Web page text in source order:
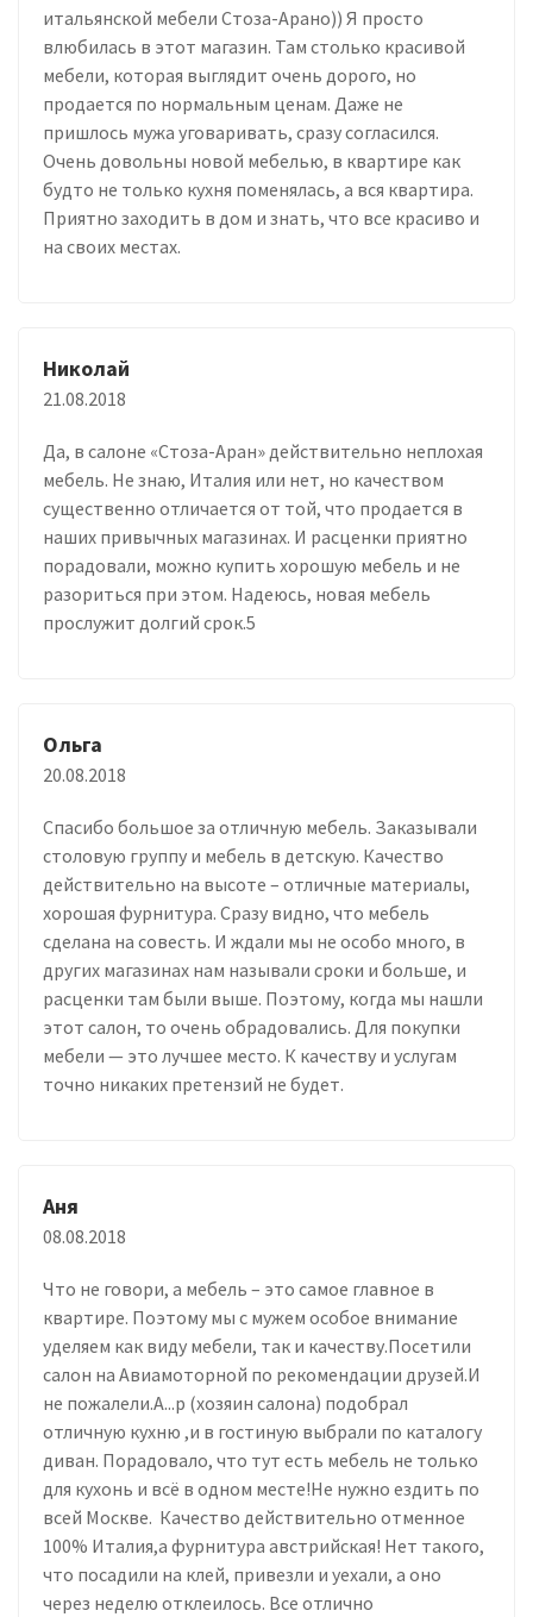
итальянской мебели Стоза-Арано)) Я просто
влюбилась в этот магазин. Там столько красивой
мебели, которая выглядит очень дорого, но
продается по нормальным ценам. Даже не
пришлось мужа уговаривать, сразу согласился.
Очень довольны новой мебелью, в квартире как
будто не только кухня поменялась, а вся квартира.
Приятно заходить в дом и знать, что все красиво и
на своих местах.
Николай
21.08.2018
Да, в салоне «Стоза-Аран» действительно неплохая
мебель. Не знаю, Италия или нет, но качеством
существенно отличается от той, что продается в
наших привычных магазинах. И расценки приятно
порадовали, можно купить хорошую мебель и не
разориться при этом. Надеюсь, новая мебель
прослужит долгий срок.5
Ольга
20.08.2018
Спасибо большое за отличную мебель. Заказывали
столовую группу и мебель в детскую. Качество
действительно на высоте – отличные материалы,
хорошая фурнитура. Сразу видно, что мебель
сделана на совесть. И ждали мы не особо много, в
других магазинах нам называли сроки и больше, и
расценки там были выше. Поэтому, когда мы нашли
этот салон, то очень обрадовались. Для покупки
мебели — это лучшее место. К качеству и услугам
точно никаких претензий не будет.
Аня
08.08.2018
Что не говори, а мебель – это самое главное в
квартире. Поэтому мы с мужем особое внимание
уделяем как виду мебели, так и качеству.Посетили
салон на Авиамоторной по рекомендации друзей.И
не пожалели.А...р (хозяин салона) подобрал
отличную кухню ,и в гостиную выбрали по каталогу
диван. Порадовало, что тут есть мебель не только
для кухонь и всё в одном месте!Не нужно ездить по
всей Москве. Качество действительно отменное
100% Италия,а фурнитура австрийская! Нет такого,
что посадили на клей, привезли и уехали, а оно
через неделю отклеилось. Все отлично